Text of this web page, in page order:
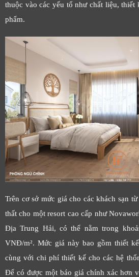
thuộc vào các yếu tố như chất liệu, thiết
phẩm.
Trên cơ sở mức giá cho các khách sạn
thất cho một resort cao cấp như
Địa Trung Hải, có thể nằm trong
VNĐ/m². Mức giá này bao gồm thiết
cùng với chi phí thiết kế cho các hệ
Để có được một báo giá chính xác hơn